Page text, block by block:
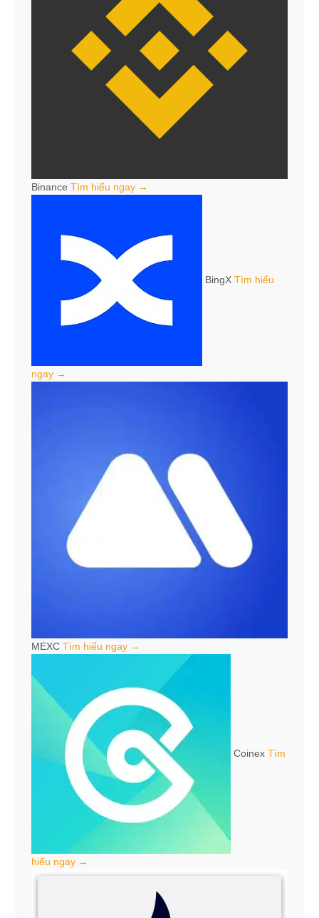
Binance Tìm hiểu ngay →
BingX Tìm hiểu
ngay →
MEXC Tìm hiểu ngay →
Coinex Tìm
hiểu ngay →